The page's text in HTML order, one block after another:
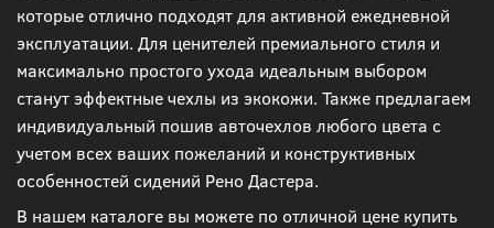
которые отлично подходят для активной ежедневной
эксплуатации. Для ценителей премиального стиля и
максимально простого ухода идеальным выбором
станут эффектные чехлы из экокожи. Также предлагаем
индивидуальный пошив авточехлов любого цвета с
учетом всех ваших пожеланий и конструктивных
особенностей сидений Рено Дастера.
В нашем каталоге вы можете по отличной цене купить